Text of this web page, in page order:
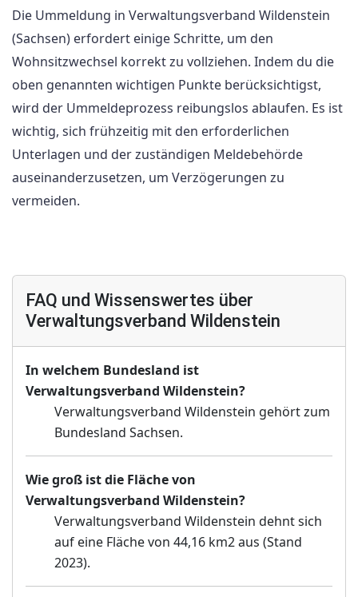
Die Ummeldung in Verwaltungsverband Wildenstein
(Sachsen) erfordert einige Schritte, um den
Wohnsitzwechsel korrekt zu vollziehen. Indem du die
oben genannten wichtigen Punkte berücksichtigst,
wird der Ummeldeprozess reibungslos ablaufen. Es ist
wichtig, sich frühzeitig mit den erforderlichen
Unterlagen und der zuständigen Meldebehörde
auseinanderzusetzen, um Verzögerungen zu
vermeiden.
FAQ und Wissenswertes über
Verwaltungsverband Wildenstein
In welchem Bundesland ist
Verwaltungsverband Wildenstein?
Verwaltungsverband Wildenstein gehört zum
Bundesland Sachsen.
Wie groß ist die Fläche von
Verwaltungsverband Wildenstein?
Verwaltungsverband Wildenstein dehnt sich
auf eine Fläche von 44,16 km2 aus (Stand
2023).